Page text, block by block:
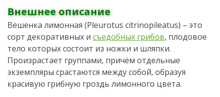
Внешнее описание
Вёшенка лимонная (Pleurotus citrinopileatus) – это
сорт декоративных и съедобных грибов, плодовое
тело которых состоит из ножки и шляпки.
Произрастает группами, причём отдельные
экземпляры срастаются между собой, образуя
красивую грибную гроздь лимонного цвета.